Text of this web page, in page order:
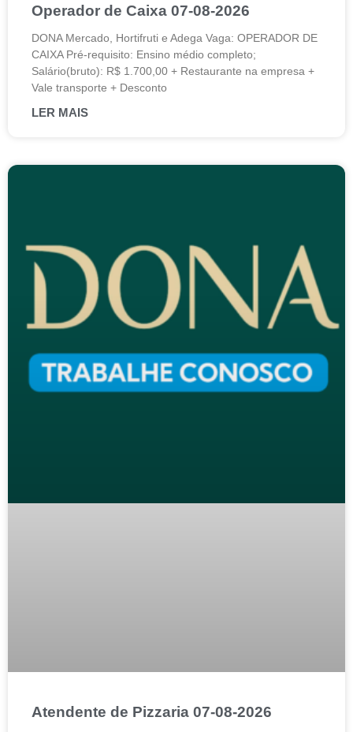
Operador de Caixa 07-08-2026
DONA Mercado, Hortifruti e Adega Vaga: OPERADOR DE
CAIXA Pré-requisito: Ensino médio completo;
Salário(bruto): R$ 1.700,00 + Restaurante na empresa +
Vale transporte + Desconto
LER MAIS
Atendente de Pizzaria 07-08-2026